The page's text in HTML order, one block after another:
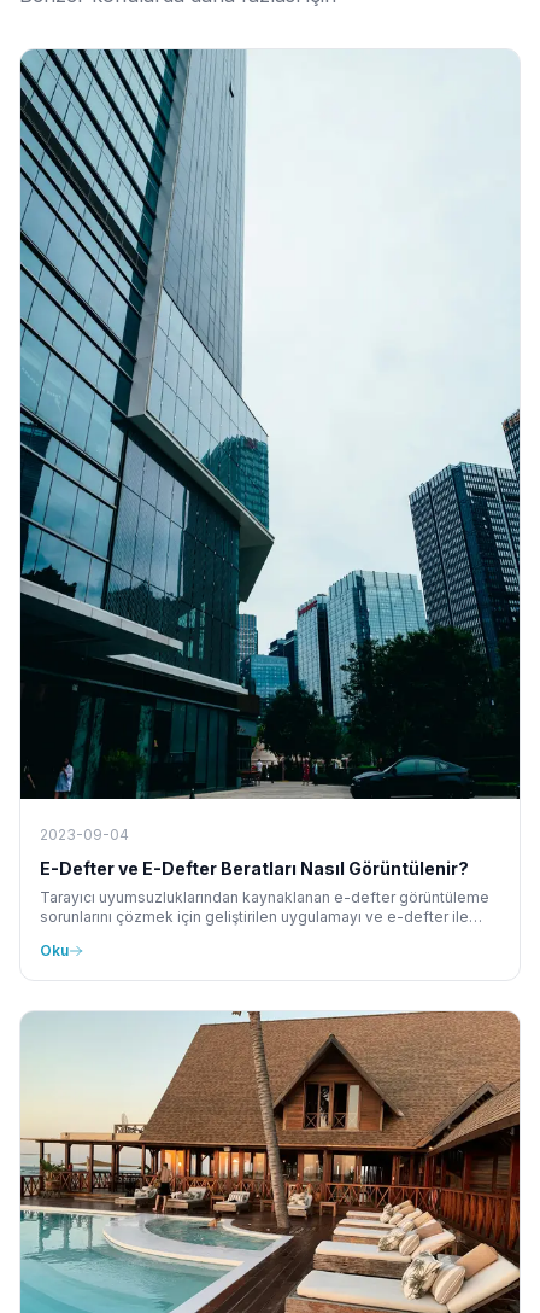
2023-09-04
E-Defter ve E-Defter Beratları Nasıl Görüntülenir?
Tarayıcı uyumsuzluklarından kaynaklanan e-defter görüntüleme
sorunlarını çözmek için geliştirilen uygulamayı ve e-defter ile
Oku